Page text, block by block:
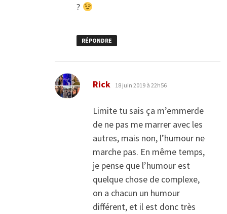
?
RÉPONDRE
Rick dit :
18 juin 2019 à 22h56
Limite tu sais ça m’emmerde
de ne pas me marrer avec les
autres, mais non, l’humour ne
marche pas. En même temps,
je pense que l’humour est
quelque chose de complexe,
on a chacun un humour
différent, et il est donc très